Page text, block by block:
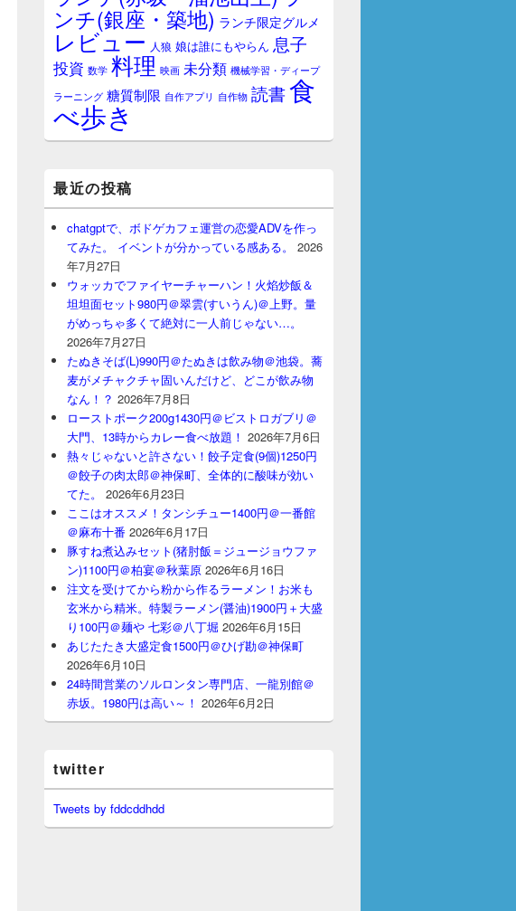
ンチ(銀座・築地) ランチ限定グルメ
レビュー 人狼 娘は誰にもやらん 息子
投資 数学 料理 映画 未分類 機械学習・ディープ
ラーニング 糖質制限 自作アプリ 自作物 読書食
べ歩き
最近の投稿
chatgptで、ボドゲカフェ運営の恋愛ADVを作っ
てみた。 イベントが分かっている感ある。
2026
年7月27日
ウォッカでファイヤーチャーハン！火焰炒飯＆
坦坦面セット980円＠翠雲(すいうん)＠上野。量
がめっちゃ多くて絶対に一人前じゃない…。
2026年7月27日
たぬきそば(L)990円＠たぬきは飲み物＠池袋。蕎
麦がメチャクチャ固いんだけど、どこが飲み物
なん！？ 2026年7月8日
ローストポーク200g1430円＠ビストロガブリ＠
大門、13時からカレー食べ放題！ 2026年7月6日
熱々じゃないと許さない！餃子定食(9個)1250円
＠餃子の肉太郎＠神保町、全体的に酸味が効い
てた。
2026年6月23日
ここはオススメ！タンシチュー1400円＠一番館
＠麻布十番 2026年6月17日
豚すね煮込みセット(猪肘飯＝ジュージョウファ
ン)1100円＠柏宴＠秋葉原 2026年6月16日
注文を受けてから粉から作るラーメン！お米も
玄米から精米。特製ラーメン(醤油)1900円＋大盛
り100円＠麺や 七彩＠八丁堀 2026年6月15日
あじたたき大盛定食1500円＠ひげ勘＠神保町
2026年6月10日
24時間営業のソルロンタン専門店、一龍別館＠
赤坂。1980円は高い～！ 2026年6月2日
twitter
Tweets by fddcddhdd